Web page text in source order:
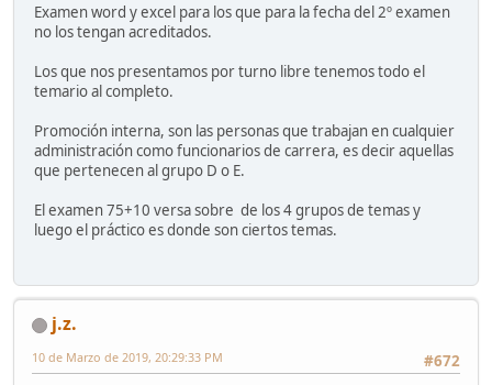
Examen word y excel para los que para la fecha del 2º examen
no los tengan acreditados.
Los que nos presentamos por turno libre tenemos todo el
temario al completo.
Promoción interna, son las personas que trabajan en cualquier
administración como funcionarios de carrera, es decir aquellas
que pertenecen al grupo D o E.
El examen 75+10 versa sobre de los 4 grupos de temas y
luego el práctico es donde son ciertos temas.
j.z.
#672
10 de Marzo de 2019, 20:29:33 PM